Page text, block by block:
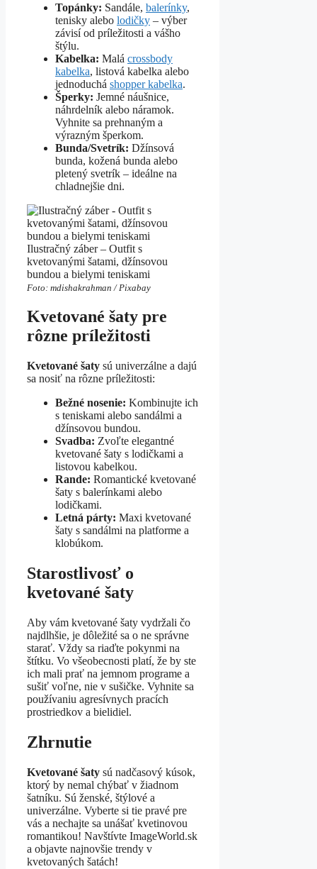
Topánky: Sandále, balerínky,
tenisky alebo lodičky – výber
závisí od príležitosti a vášho
štýlu.
Kabelka: Malá crossbody
kabelka, listová kabelka alebo
jednoduchá shopper kabelka.
Šperky: Jemné náušnice,
náhrdelník alebo náramok.
Vyhnite sa prehnaným a
výrazným šperkom.
Bunda/Svetrík: Džínsová
bunda, kožená bunda alebo
pletený svetrík – ideálne na
chladnejšie dni.
Ilustračný záber – Outfit s
kvetovanými šatami, džínsovou
bundou a bielymi teniskami
Foto: mdishakrahman / Pixabay
Kvetované šaty pre
rôzne príležitosti
Kvetované šaty sú univerzálne a dajú
sa nosiť na rôzne príležitosti:
Bežné nosenie: Kombinujte ich
s teniskami alebo sandálmi a
džínsovou bundou.
Svadba: Zvoľte elegantné
kvetované šaty s lodičkami a
listovou kabelkou.
Rande: Romantické kvetované
šaty s balerínkami alebo
lodičkami.
Letná párty: Maxi kvetované
šaty s sandálmi na platforme a
klobúkom.
Starostlivosť o
kvetované šaty
Aby vám kvetované šaty vydržali čo
najdlhšie, je dôležité sa o ne správne
starať. Vždy sa riaďte pokynmi na
štítku. Vo všeobecnosti platí, že by ste
ich mali prať na jemnom programe a
sušiť voľne, nie v sušičke. Vyhnite sa
používaniu agresívnych pracích
prostriedkov a bielidiel.
Zhrnutie
Kvetované šaty sú nadčasový kúsok,
ktorý by nemal chýbať v žiadnom
šatníku. Sú ženské, štýlové a
univerzálne. Vyberte si tie pravé pre
vás a nechajte sa unášať kvetinovou
romantikou! Navštívte ImageWorld.sk
a objavte najnovšie trendy v
kvetovaných šatách!